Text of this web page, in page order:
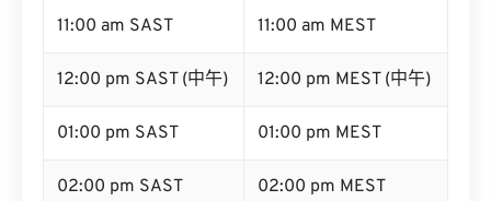
11:00 am SAST 11:00 am MEST
12:00 pm SAST (中午) 12:00 pm MEST (中午)
01:00 pm SAST 01:00 pm MEST
02:00 pm SAST 02:00 pm MEST